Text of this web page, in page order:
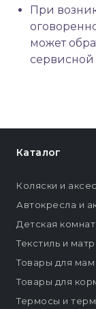
При
может
сервисной
Каталог
Коляски и
Автокресла и
Детская
Текстиль и
Товары для мам
Товары для
Термосы и